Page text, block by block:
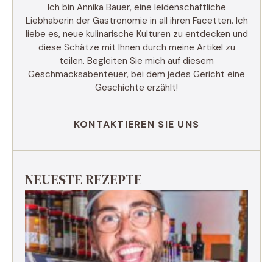
Ich bin Annika Bauer, eine leidenschaftliche
Liebhaberin der Gastronomie in all ihren Facetten. Ich
liebe es, neue kulinarische Kulturen zu entdecken und
diese Schätze mit Ihnen durch meine Artikel zu
teilen. Begleiten Sie mich auf diesem
Geschmacksabenteuer, bei dem jedes Gericht eine
Geschichte erzählt!
KONTAKTIEREN SIE UNS
NEUESTE REZEPTE